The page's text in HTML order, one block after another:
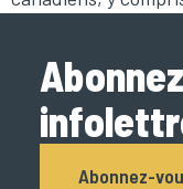
Abonnez-